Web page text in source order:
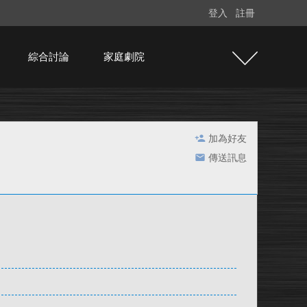
登入 註冊
綜合討論 家庭劇院
加為好友
傳送訊息